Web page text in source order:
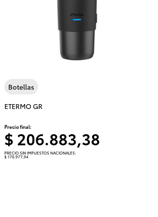
Botellas
ETERMO GR
Precio final:
$ 206.883,38
PRECIO SIN IMPUESTOS NACIONALES:
$ 170.977,94